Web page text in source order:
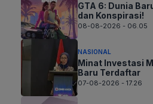
GTA 6: Dunia
dan Konspirasi!
08-08-2026 - 06.05
NASIONAL
Minat Investasi
Baru Terdaftar
07-08-2026 - 17.26